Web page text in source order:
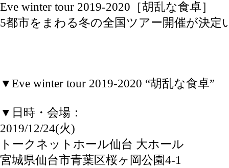
Eve winter tour 2019-2020［胡乱な食卓］
5都市をまわる冬の全国ツアー開催が決定
▼Eve winter tour 2019-2020 “胡乱な食卓”
▼日時・会場：
2019/12/24(火)
トークネットホール仙台 大ホール
宮城県仙台市青葉区桜ヶ岡公園4-1